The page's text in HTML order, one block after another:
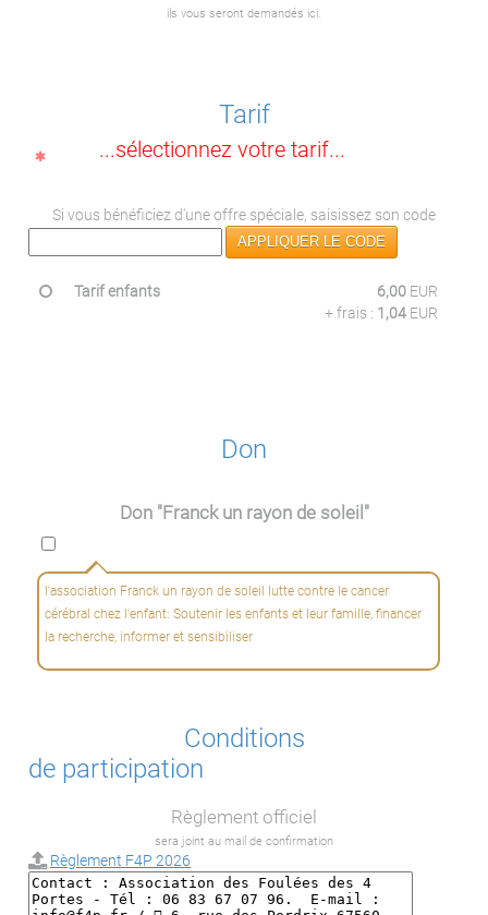
ils vous seront demandés ici.
Tarif
...sélectionnez votre tarif...
Si vous bénéficiez d'une offre spéciale, saisissez son code
APPLIQUER LE CODE
Tarif enfants 6,00 EUR
+ frais : 1,04 EUR
Don
Don "Franck un rayon de soleil"
l'association Franck un rayon de soleil lutte contre le cancer
cérébral chez l'enfant: Soutenir les enfants et leur famille, financer
la recherche, informer et sensibiliser
Conditions
de participation
Règlement officiel
sera joint au mail de confirmation
Règlement F4P 2026